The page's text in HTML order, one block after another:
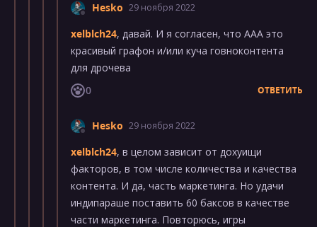
Hesko 29 ноября 2022
xelblch24, давай. И я согласен, что ААА это
красивый графон и/или куча говноконтента
для дрочева
0
ОТВЕТИТЬ
Hesko 29 ноября 2022
xelblch24, в целом зависит от дохуищи
факторов, в том числе количества и качества
контента. И да, часть маркетинга. Но удачи
индипараше поставить 60 баксов в качестве
части маркетинга. Повторюсь, игры